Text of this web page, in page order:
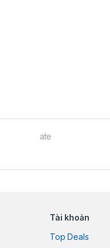
Tài khoản
Top Deals